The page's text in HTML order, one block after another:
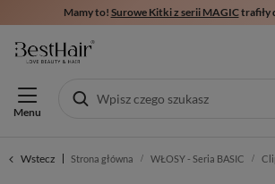
Mamy to! Surowe Kitki z serii MAGICtrafiły
Menu
Wstecz Strona główna WŁOSY - Seria BASIC